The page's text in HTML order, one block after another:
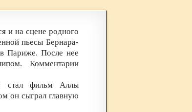
и на сцене родного
пьесы Бернара-
Париже. После нее
Комментарии
стал фильм Аллы
он сыграл главную